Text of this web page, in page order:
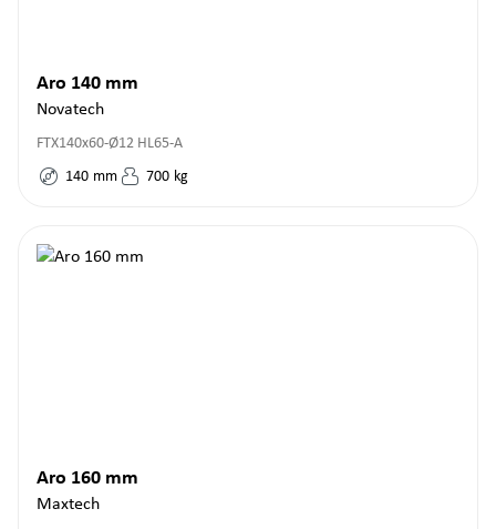
Aro 140 mm
Novatech
FTX140x60-Ø12 HL65-A
140 mm 700 kg
Aro 160 mm
Maxtech